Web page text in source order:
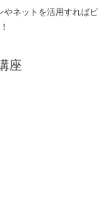
やネットを活用すればビ
座